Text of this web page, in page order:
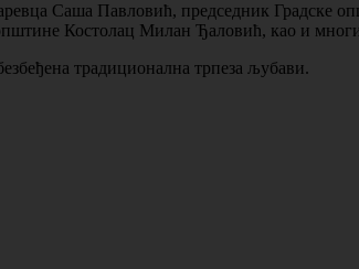
Саша Павловић, председник Градске
Костолац Милан Ђаловић, као и
традиционална трпеза љубави.